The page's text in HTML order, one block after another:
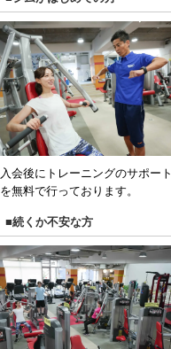
入会後にトレーニングのサポート
を無料で行っております。
■続くか不安な方